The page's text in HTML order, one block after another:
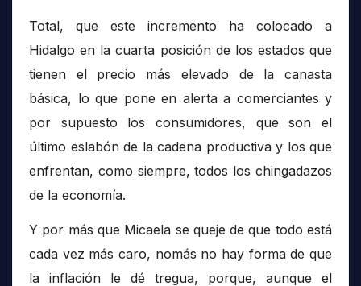
Total, que este incremento ha colocado a
Hidalgo en la cuarta posición de los estados que
tienen el precio más elevado de la canasta
básica, lo que pone en alerta a comerciantes y
por supuesto los consumidores, que son el
último eslabón de la cadena productiva y los que
enfrentan, como siempre, todos los chingadazos
de la economía.
Y por más que Micaela se queje de que todo está
cada vez más caro, nomás no hay forma de que
la inflación le dé tregua, porque, aunque el